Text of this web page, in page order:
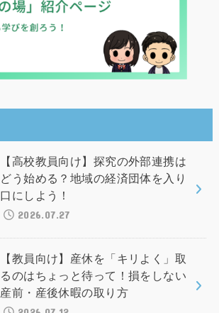
【高校教員向け】探究の外部連携は
どう始める？地域の経済団体を入り
口にしよう！
2026.07.27
【教員向け】産休を「キリよく」取
るのはちょっと待って！損をしない
産前・産後休暇の取り方